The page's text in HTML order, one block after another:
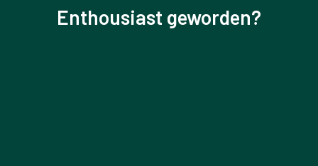
Enthousiast geworden?